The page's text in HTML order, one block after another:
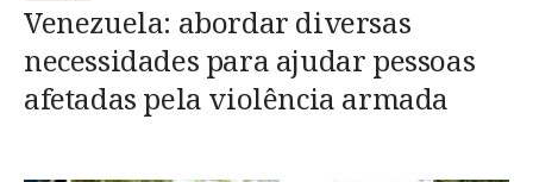
Venezuela: abordar diversas
necessidades para ajudar pessoas
afetadas pela violência armada